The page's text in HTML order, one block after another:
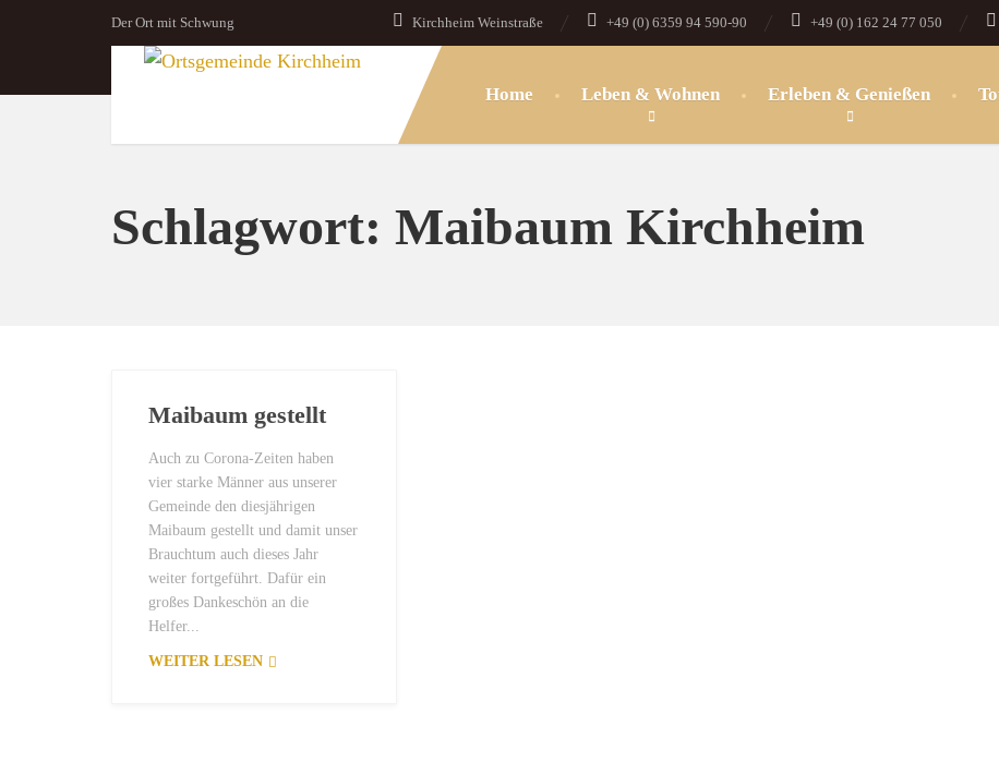
Der Ort mit Schwung Kirchheim Weinstraße +49 (0) 6359 94 590-90 +49 (0) 162 24 77 050
Home Leben & Wohnen Erleben & Genießen
Schlagwort: Maibaum Kirchheim
Maibaum gestellt
Auch zu Corona-Zeiten haben
vier starke Männer aus unserer
Gemeinde den diesjährigen
Maibaum gestellt und damit unser
Brauchtum auch dieses Jahr
weiter fortgeführt. Dafür ein
großes Dankeschön an die
Helfer...
WEITER LESEN